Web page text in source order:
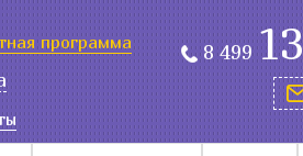
программа 8 499